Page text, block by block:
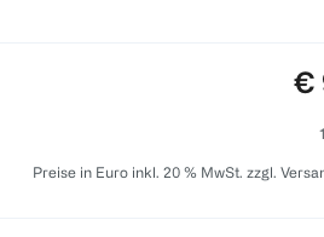
€
Preise in Euro inkl. 20 % MwSt. zzgl.